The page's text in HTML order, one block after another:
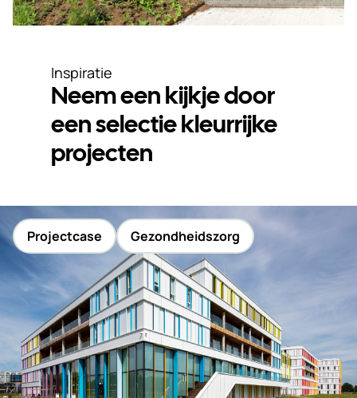
Inspiratie
Neem een kijkje door
een selectie kleurrijke
projecten
Projectcase Gezondheidszorg